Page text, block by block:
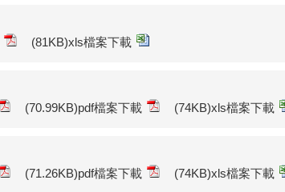
(81KB)xls檔案下載
(70.99KB)pdf檔案下載 (74KB)xls檔案下載
(71.26KB)pdf檔案下載 (74KB)xls檔案下載